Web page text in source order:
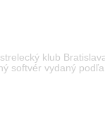
klub
softvér vydaný